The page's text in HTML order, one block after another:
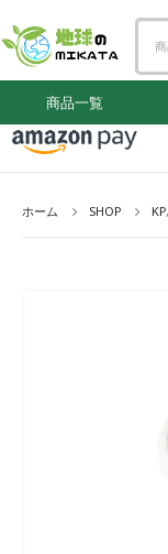
商品一覧
ホーム SHOP KP,